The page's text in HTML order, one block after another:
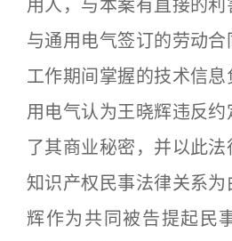
用人，与本案有直接的
与通用电气签订的劳动
工作期间掌握的技术信
用电气认为王晓辉违反
了其商业秘密，并以此
知识产权民事法律关系
辉作为共同被告提起民